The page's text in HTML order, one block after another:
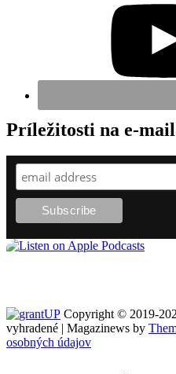
Príležitosti na e-mail
Copyright © 2019-
vyhradené | Magazinews by
osobných údajov